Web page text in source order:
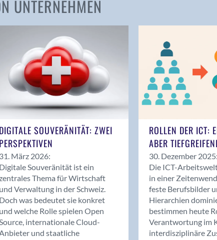
Andelfingen
Balsthal
Balzers
Bassersdorf
Benken (SG)
Bergdietikon
UNTERNEHMEN
DIGITALE SOUVERÄNITÄT: ZWEI
PERSPEKTIVEN
31. März 2026:
Digitale Souveränität ist ein
Thema für Wirtschaft
und Verwaltung in der Schweiz.
Doch was bedeutet sie konkret
und welche Rolle spielen Open
Source, internationale Cloud-
Anbieter und staatliche
ROLLEN DER ICT:
ABER
30. Dezember 2025:
Die ICT-
in einer
feste Berufsbilder
Hierarchien
bestimmen heute
Verantwortung im
interdisziplinäre